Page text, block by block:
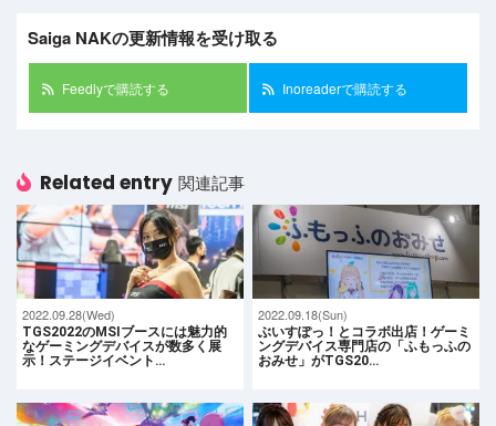
Saiga NAKの更新情報を受け取る
Feedlyで購読する Inoreaderで購読する
Related entry 関連記事
2022.09.28(Wed)
TGS2022のMSIブースには魅力的
なゲーミングデバイスが数多く展
示！ステージイベント…
2022.09.18(Sun)
ぶいすぽっ！とコラボ出店！ゲーミ
ングデバイス専門店の「ふもっふの
おみせ」がTGS20…